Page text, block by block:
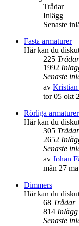
Trådar
Inlägg
Senaste
Fasta armaturer
Här kan du
225 Trådar
1992
Senaste
av Kristian
tor 05 okt
Rörliga armaturer
Här kan du
305 Trådar
2652
Senaste
av Johan
mån 27
Dimmers
Här kan du
68 Trådar
814 Inlägg
Senaste